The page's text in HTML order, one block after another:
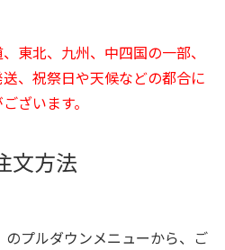
東北、九州、中四国の一部、
、祝祭日や天候などの都合に
ざいます。
文方法
のプルダウンメニューから、ご